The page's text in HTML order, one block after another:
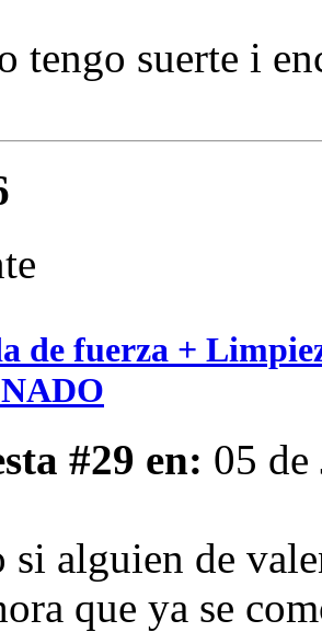
tengo suerte i
de fuerza +
#29 en: 05
alguien de
que ya se